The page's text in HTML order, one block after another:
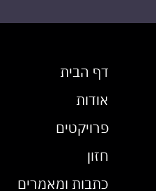
דף הבית
אודות
פרויקטים
חזון
כתבות ומאמרים